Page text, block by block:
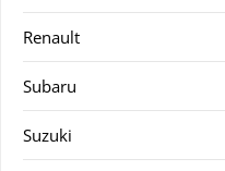
Renault
Subaru
Suzuki